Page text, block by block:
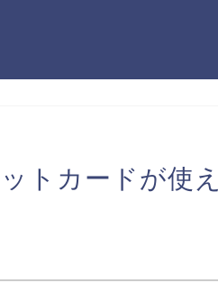
トカードが使